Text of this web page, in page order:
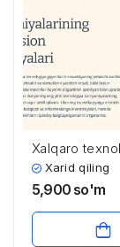
Xalqaro
giganti
Xarid qiling
5,900 so'm